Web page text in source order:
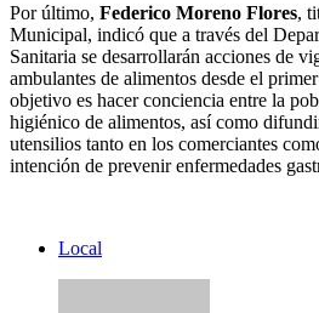
Por último, Federico Moreno Flores,
Municipal, indicó que a través del
Sanitaria se desarrollarán acciones de
ambulantes de alimentos desde el
objetivo es hacer conciencia entre la
higiénico de alimentos, así como
utensilios tanto en los comerciantes
intención de prevenir enfermedades
Local